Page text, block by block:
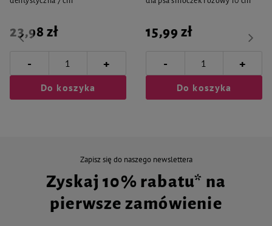
23,98 zł
- +
Do koszyka
15,99 zł
- +
Do koszyka
Zapisz się do naszego newslettera
Zyskaj 10% rabatu* na
pierwsze zamówienie